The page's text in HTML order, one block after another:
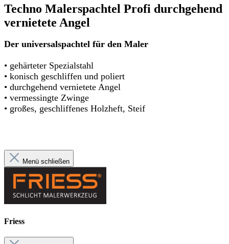
Techno Malerspachtel Profi durchgehend
vernietete Angel
Der universalspachtel für den Maler
• gehärteter Spezialstahl
• konisch geschliffen und poliert
• durchgehend vernietete Angel
• vermessingte Zwinge
• großes, geschliffenes Holzheft, Steif
Menü schließen
Friess